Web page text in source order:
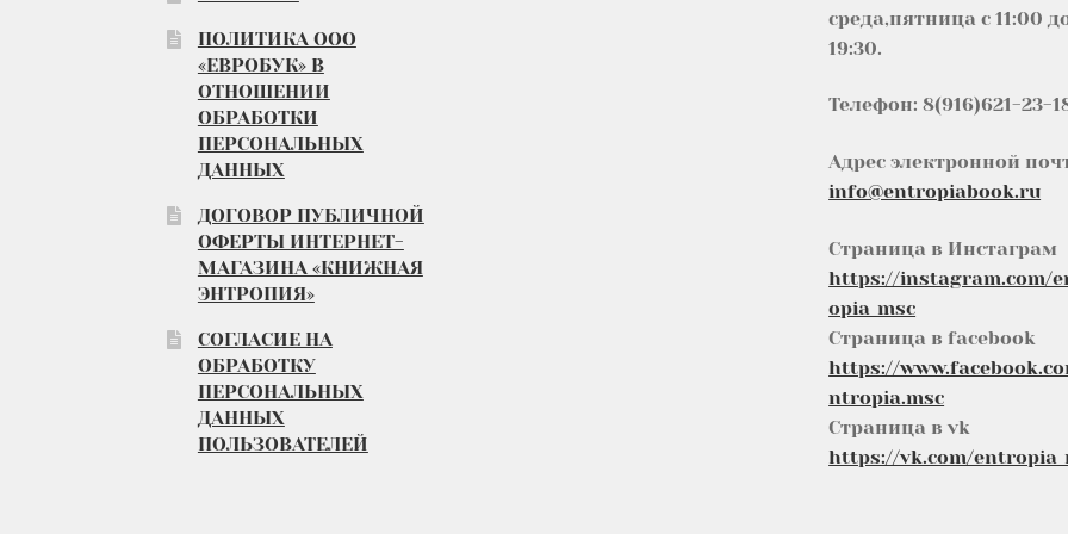
ПОЛИТИКА ООО
«ЕВРОБУК» В
ОТНОШЕНИИ
ОБРАБОТКИ
ПЕРСОНАЛЬНЫХ
ДАННЫХ
ДОГОВОР ПУБЛИЧНОЙ
ОФЕРТЫ ИНТЕРНЕТ-
МАГАЗИНА «КНИЖНАЯ
ЭНТРОПИЯ»
СОГЛАСИЕ НА
ОБРАБОТКУ
ПЕРСОНАЛЬНЫХ
ДАННЫХ
ПОЛЬЗОВАТЕЛЕЙ
среда,пятница с 11:00
19:30.
Телефон: 8(916)621-23-
Адрес электронной
info@entropiabook.ru
Страница в Инстаграм
https://instagram.com/
opia_msc
Страница в facebook
https://
ntropia.msc
Страница в vk
https://vk.com/